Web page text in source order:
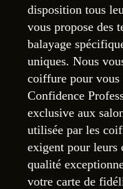
disposition tous
vous propose des
balayage
uniques. Nous
coiffure pour vous
Confidence
exclusive aux
utilisée par les
exigent pour leurs
qualité
votre carte de